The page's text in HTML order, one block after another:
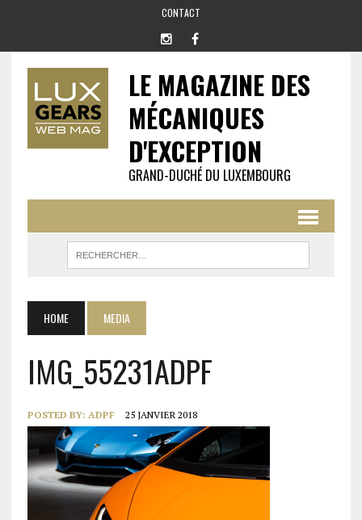
CONTACT
LE MAGAZINE DES
MÉCANIQUES
D'EXCEPTION
GRAND-DUCHÉ DU LUXEMBOURG
HOME MEDIA
IMG_55231ADPF
POSTED BY: ADPF 25 JANVIER 2018